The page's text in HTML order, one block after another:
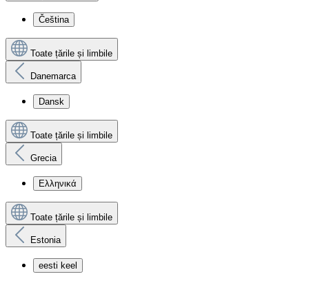
Čeština
Toate țările și limbile
Danemarca
Dansk
Toate țările și limbile
Grecia
Ελληνικά
Toate țările și limbile
Estonia
eesti keel